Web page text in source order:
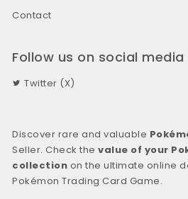
Contact
Follow us on social media
Twitter (X)
Discover rare and valuable
Seller. Check thevalue of your
collection on the ultimate online
Pokémon Trading Card Game.